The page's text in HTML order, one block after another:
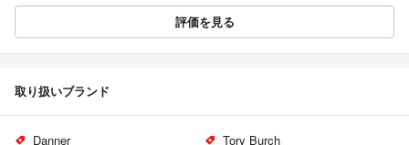
評価を見る
取り扱いブランド
Danner
Tory Burch